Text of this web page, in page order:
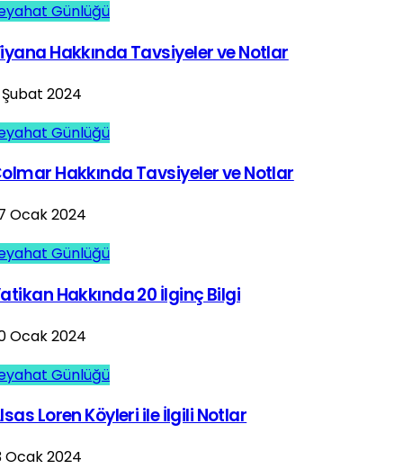
Günlüğü
Hakkında Tavsiyeler ve Notlar
2024
Günlüğü
Hakkında Tavsiyeler ve Notlar
Ocak 2024
Günlüğü
Hakkında 20 İlginç Bilgi
Ocak 2024
Günlüğü
Loren Köyleri ile İlgili Notlar
Ocak 2024